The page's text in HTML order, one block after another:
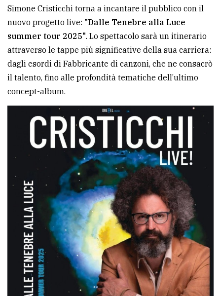
ALTRE
TESTATE
PRIVACY
policy
Simone Cristicchi torna a incantare il pubblico con il
nuovo progetto live: "Dalle Tenebre alla Luce
summer tour 2025". Lo spettacolo sarà un itinerario
attraverso le tappe più significative della sua carriera:
dagli esordi di Fabbricante di canzoni, che ne consacrò
il talento, fino alle profondità tematiche dell’ultimo
concept-album.